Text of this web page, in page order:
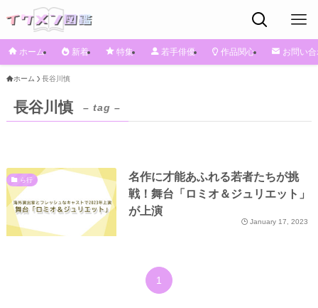
ホーム 新着 特集 若手俳優 作品関心 お問い
ホーム 長谷川慎
長谷川慎 – tag –
ら行
名作に才能あふれる若者たちが挑
戦！舞台「ロミオ＆ジュリエット」
が上演
January 17, 2023
1